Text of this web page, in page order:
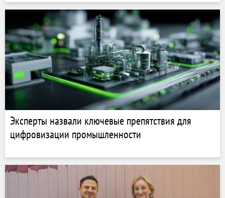
Эксперты назвали ключевые препятствия для
цифровизации промышленности